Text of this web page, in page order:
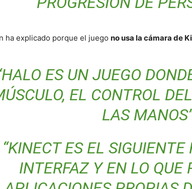
ha explicado porque el juego no usa la cámara de
ES UN JUEGO
EL CONTROL
LAS
“KINECT ES EL
INTERFAZ Y EN LO QUE